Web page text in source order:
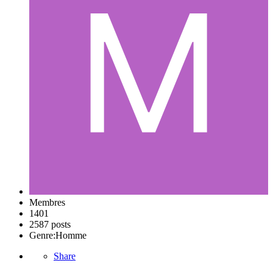
Membres
1401
2587 posts
Genre:Homme
Share